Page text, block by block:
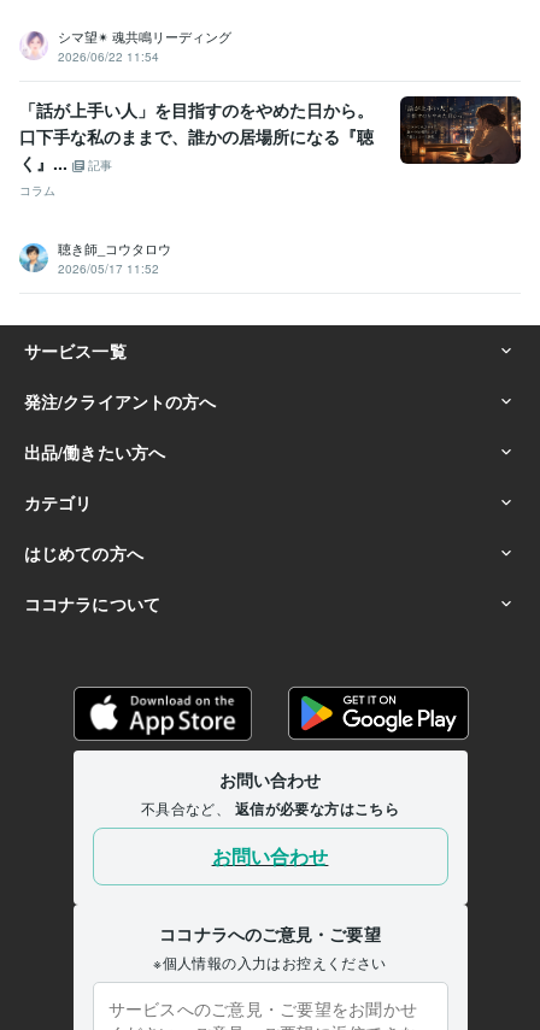
語学力
英語 日常会話レベル
シマ望✴ 魂共鳴リーディング
2026/06/22 11:54
「話が上手い人」を目指すのをやめた日から。
口下手な私のままで、誰かの居場所になる『聴
く』...
記事
コラム
聴き師_コウタロウ
2026/05/17 11:52